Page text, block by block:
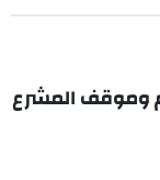
وموقف المشرع